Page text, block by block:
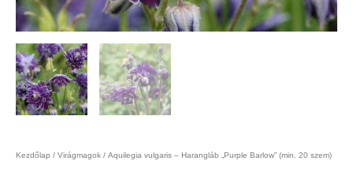
Kezdőlap / Virágmagok / Aquilegia vulgaris – Harangláb „Purple Barlow” (min. 20 szem)